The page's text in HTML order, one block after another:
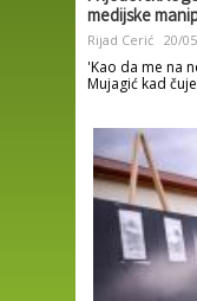
medijske
Rijad Cerić 20/
'Kao da me na
Mujagić kad